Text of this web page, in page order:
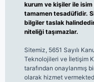
kurum ve kişiler ile
tamamen tesadüfidir.
bilgiler taslak
niteliği taşımazlar.
Sitemiz, 5651 Sayılı
Teknolojileri ve İletişim
tarafından onaylanmış
olarak hizmet